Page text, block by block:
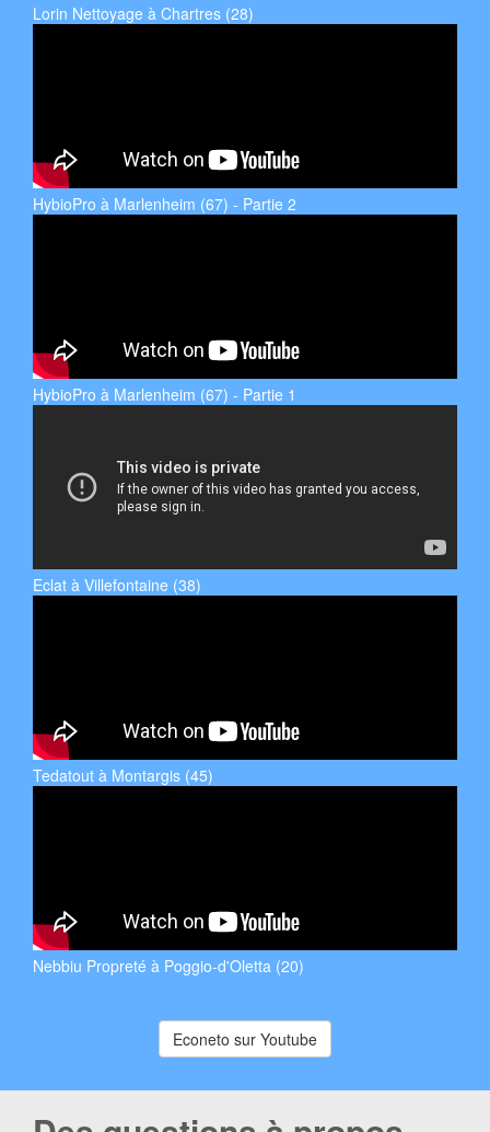
Lorin Nettoyage à Chartres (28)
HybioPro à Marlenheim (67) - Partie 2
HybioPro à Marlenheim (67) - Partie 1
Eclat à Villefontaine (38)
Tedatout à Montargis (45)
Nebbiu Propreté à Poggio-d'Oletta (20)
Econeto sur Youtube